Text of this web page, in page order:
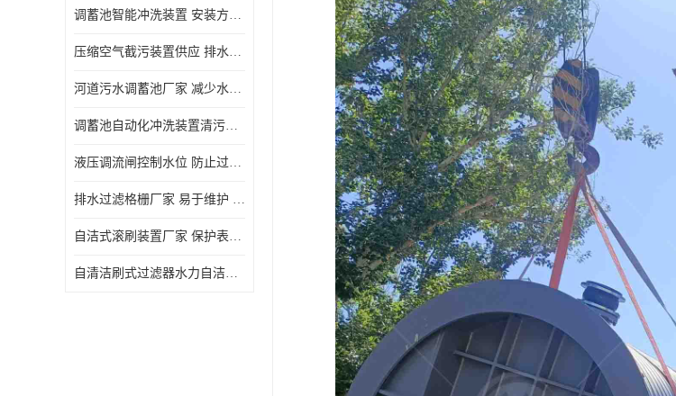
调蓄池智能冲洗装置 安装方便 多种喷洒模式
压缩空气截污装置供应 排水功能 控制地下水位的升降
河道污水调蓄池厂家 减少水污染 防止异味和污染
调蓄池自动化冲洗装置清污装置 维护方便 节约水资源
液压调流闸控制水位 防止过载 适应流量变化的要求
排水过滤格栅厂家 易于维护 保持栅条通畅
自洁式滚刷装置厂家 保护表面 节省能源
自清洁刷式过滤器水力自洁式滚刷 重量轻 使用寿命长